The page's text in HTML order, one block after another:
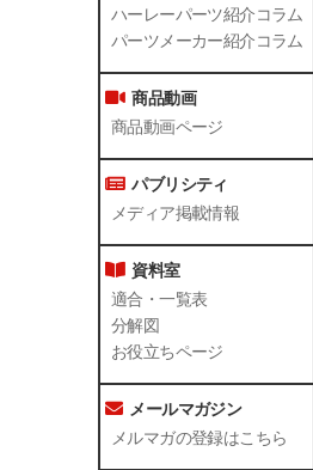
ハーレーパーツ紹介コラム
パーツメーカー紹介コラム
商品動画
商品動画ページ
パブリシティ
メディア掲載情報
資料室
適合・一覧表
分解図
お役立ちページ
メールマガジン
メルマガの登録はこちら